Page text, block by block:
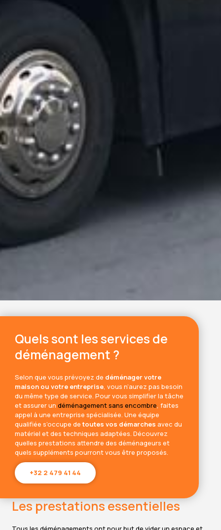
Quels sont les services de
déménagement ?
Selon que vous prévoyez de déménager votre
maison ou votre entreprise, vous n’aurez pas besoin
du même type de service. Pour vous simplifier la tâche
et assurer un déménagement sans encombre, faites
appel à une entreprise spécialisée. Une équipe
qualifiée s’occupe detoutes vos démarches avec du
matériel et des techniques adaptées. Découvrez
quelles prestations attendre des déménageurs et
quels suppléments pourront vous être proposés.
+32 2 479 41 44
Les prestations essentielles